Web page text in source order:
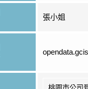
張小姐